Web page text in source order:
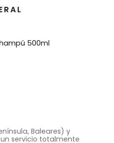
500ml
Baleares) y
servicio totalmente